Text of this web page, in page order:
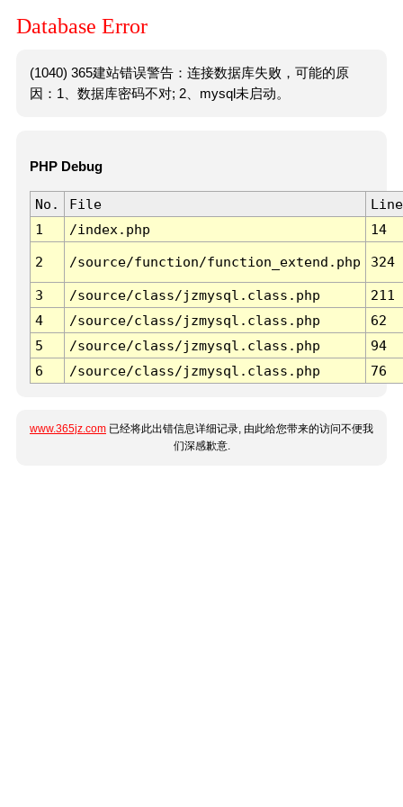
Database Error
(1040) 365建站错误警告：连接数据库失败，可能的原
因：1、数据库密码不对; 2、mysql未启动。
PHP Debug
No. File
Line
1
/index.php 14
2 /source/function/function_extend.php 324
3 /source/class/jzmysql.class.php
211
4
/source/class/jzmysql.class.php
62
5
/source/class/jzmysql.class.php
94
6
/source/class/jzmysql.class.php 76
www.365jz.com 已经将此出错信息详细记录, 由此给您带来的访问不便我
们深感歉意.